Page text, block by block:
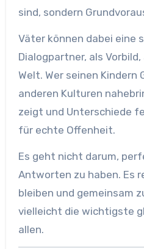
sind, sondern
Väter können dabei eine
Dialogpartner, als
Welt. Wer seinen Kindern
anderen Kulturen
zeigt und Unterschiede
für echte Offenheit.
Es geht nicht darum,
Antworten zu haben. Es
bleiben und gemeinsam
vielleicht die wichtigste
allen.